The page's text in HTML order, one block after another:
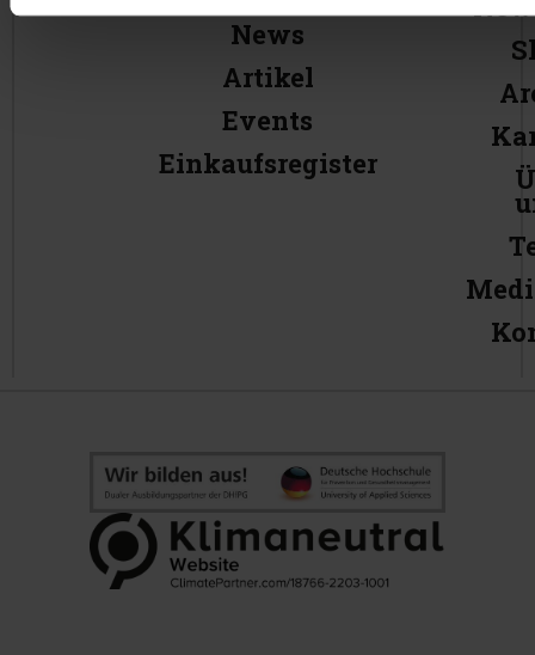
News
Artikel
Events
Einkaufsregister